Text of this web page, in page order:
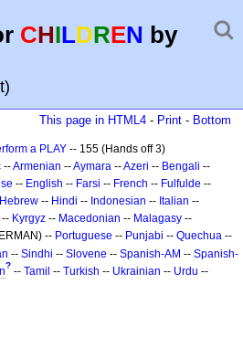
CHILDREN by
This page in HTML4 - Print - Bottom
a PLAY -- 155 (Hands off 3)
--Armenian --Aymara --Azeri -- Bengali --
-- English -- Farsi -- French -- Fulfulde --
Hebrew -- Hindi -- Indonesian -- Italian --
-- Kyrgyz -- Macedonian -- Malagasy --
-- Portuguese -- Punjabi -- Quechua --
-- Sindhi -- Slovene -- Spanish-AM -- Spanish-
? -- Tamil -- Turkish -- Ukrainian -- Urdu --